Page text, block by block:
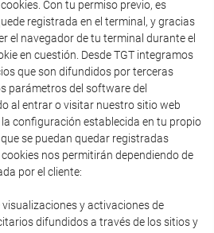
Con tu permiso previo, es
registrada en el terminal, y gracias
el navegador de tu terminal durante el
en cuestión. Desde TGT integramos
que son difundidos por terceras
parámetros del software del
al entrar o visitar nuestro sitio web
configuración establecida en tu propio
se puedan quedar registradas
nos permitirán dependiendo de
por el cliente:
y activaciones de
difundidos a través de los sitios y